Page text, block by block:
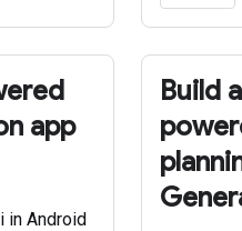
app
in Android
Build